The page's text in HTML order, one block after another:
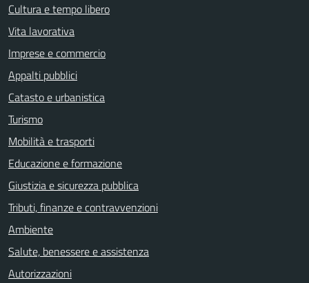
Cultura e tempo libero
Vita lavorativa
Imprese e commercio
Appalti pubblici
Catasto e urbanistica
Turismo
Mobilità e trasporti
Educazione e formazione
Giustizia e sicurezza pubblica
Tributi, finanze e contravvenzioni
Ambiente
Salute, benessere e assistenza
Autorizzazioni